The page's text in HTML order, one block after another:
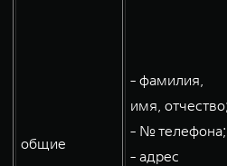
общие
- фамилия,
имя,
- № телефона;
- адрес